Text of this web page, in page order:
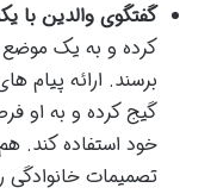
گفتگوی والدین با
کرده و به یک
برسند. ارائه پیام
گیج کرده و به او
خود استفاده کند.
تصمیمات